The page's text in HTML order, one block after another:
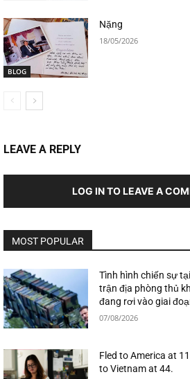
BLOG
Nặng
18/05/2026
LEAVE A REPLY
LOG IN TO LEAVE A
MOST POPULAR
Tình hình chiến sự
trận địa phòng thủ
đang rơi vào giai
07/08/2026
Fled to America at
to Vietnam at 44.